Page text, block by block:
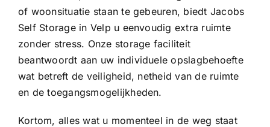
of woonsituatie staan te gebeuren, biedt Jacobs
Self Storage in Velp u eenvoudig extra ruimte
zonder stress. Onze storage faciliteit
beantwoordt aan uw individuele opslagbehoefte
wat betreft de veiligheid, netheid van de ruimte
en de toegangsmogelijkheden.
Kortom, alles wat u momenteel in de weg staat